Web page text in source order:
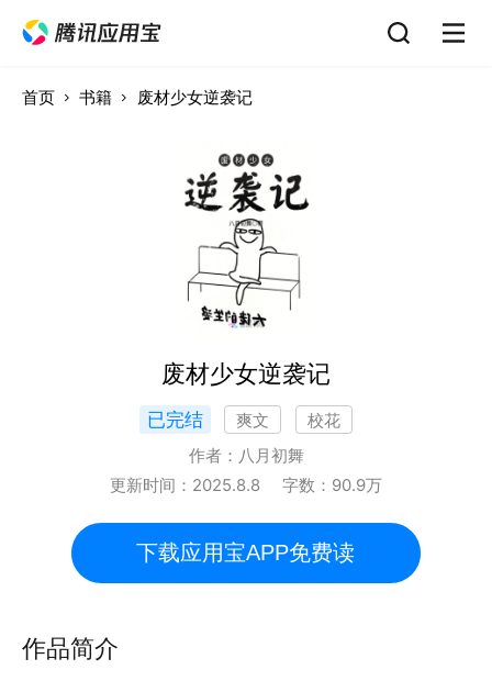
首页 书籍 废材少女逆袭记
废材少女逆袭记
已完结 爽文
校花
作者： 八月初舞
更新时间： 2025.8.8 字数： 90.9万
下载应用宝APP免费读
作品简介